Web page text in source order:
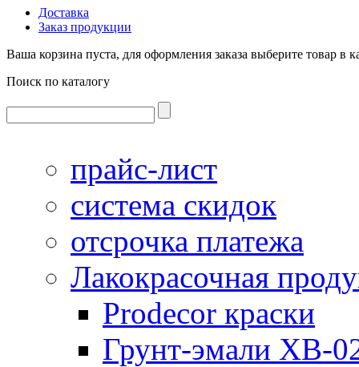
Доставка
Заказ продукции
Ваша корзина пуста, для оформления заказа выберите товар в
Поиск по каталогу
прайс-лист
система скидок
отсрочка платежа
Лакокрасочная
Prodecor краски
Грунт-эмали ХВ-